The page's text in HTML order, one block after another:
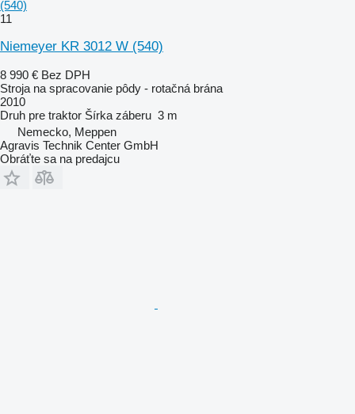
(540)
11
Niemeyer KR 3012 W (540)
8 990 € Bez DPH
Stroja na spracovanie pôdy - rotačná brána
2010
Druh pre traktor Šírka záberu 3 m
Nemecko, Meppen
Agravis Technik Center GmbH
Obráťte sa na predajcu